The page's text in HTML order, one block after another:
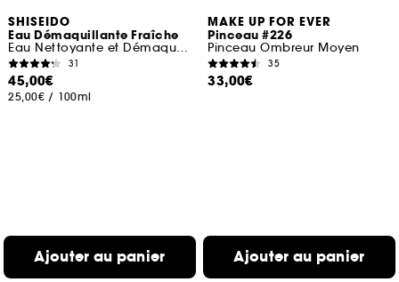
SHISEIDO
Eau Démaquillante Fraîche
Eau Nettoyante et Démaquillante
31
45,00€
25,00€ / 100ml
Ajouter au panier
MAKE UP FOR EVER
Pinceau #226
Pinceau Ombreur Moyen
35
33,00€
Ajouter au panier